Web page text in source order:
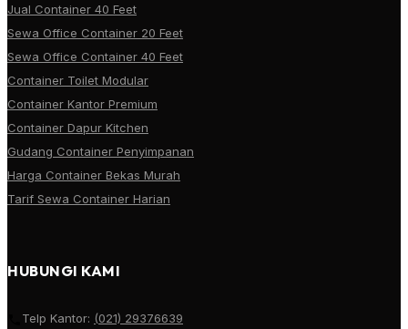
Jual Container 40 Feet
Sewa Office Container 20 Feet
Sewa Office Container 40 Feet
Container Toilet Modular
Container Kantor Premium
Container Dapur Kitchen
Gudang Container Penyimpanan
Harga Container Bekas Murah
Tarif Sewa Container Harian
HUBUNGI KAMI
Telp Kantor: (021) 29376639